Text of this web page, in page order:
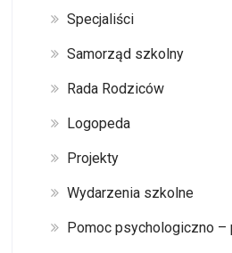
Specjaliści
Samorząd szkolny
Rada Rodziców
Logopeda
Projekty
Wydarzenia szkolne
Pomoc psychologiczno –